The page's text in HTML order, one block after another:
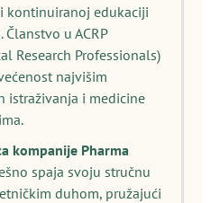
kontinuiranoj edukaciji
u ACRP
Research Professionals)
najvišim
istraživanja i medicine
kompanije Pharma
spaja svoju stručnu
duhom, pružajući